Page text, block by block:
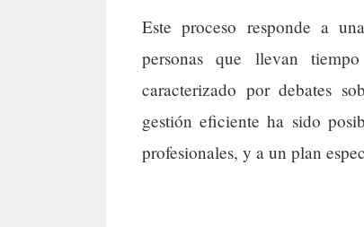
Este proceso responde a
personas que llevan
caracterizado por debates
gestión eficiente ha sido
profesionales, y a un plan